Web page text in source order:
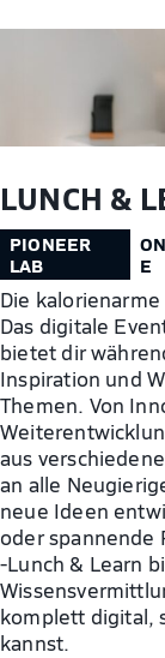
LUNCH &
PIONEER
LAB
E
Die
Das digitale
bietet dir
Inspiration und
Themen. Von
aus
an alle
neue Ideen
oder spannende
-Lunch & Learn
komplett digital,
kannst.